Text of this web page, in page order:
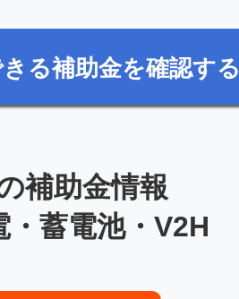
る補助金を確認す
補助金情報
・蓄電池・V2H